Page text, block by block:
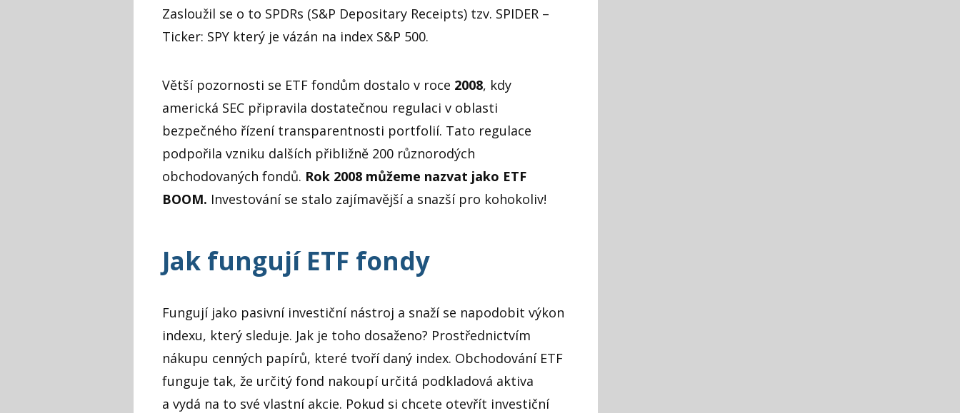
Zasloužil se o to SPDRs (S&P Depositary Receipts) tzv. SPIDER –
Ticker: SPY který je vázán na index S&P 500.
Větší pozornosti se ETF fondům dostalo v roce 2008, kdy
americká SEC připravila dostatečnou regulaci v oblasti
bezpečného řízení transparentnosti portfolií. Tato regulace
podpořila vzniku dalších přibližně 200 různorodých
obchodovaných fondů. Rok 2008 můžeme nazvat jako ETF
BOOM. Investování se stalo zajímavější a snazší pro kohokoliv!
Jak fungují ETF fondy
Fungují jako pasivní investiční nástroj a snaží se napodobit výkon
indexu, který sleduje. Jak je toho dosaženo? Prostřednictvím
nákupu cenných papírů, které tvoří daný index. Obchodování ETF
funguje tak, že určitý fond nakoupí určitá podkladová aktiva
a vydá na to své vlastní akcie. Pokud si chcete otevřít investiční